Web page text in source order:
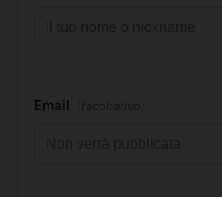
Email (facoltativo)